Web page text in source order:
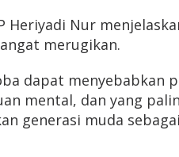
Heriyadi Nur
merugikan.
dapat menyebabkan
mental, dan yang
generasi muda